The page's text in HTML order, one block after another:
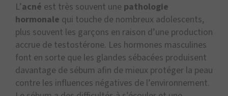
L’acné est très souvent une pathologie
hormonale qui touche de nombreux adolescents,
plus souvent les garçons en raison d’une production
accrue de testostérone. Les hormones masculines
font en sorte que les glandes sébacées produisent
davantage de sébum afin de mieux protéger la peau
contre les influences négatives de l’environnement.